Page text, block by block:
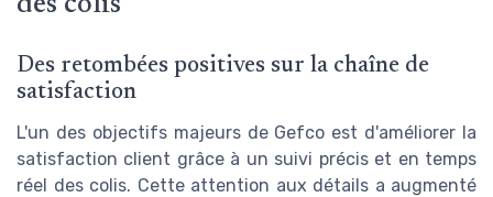
Des retombées positives sur la chaîne de
satisfaction
L'un des objectifs majeurs de Gefco est d'améliorer la
satisfaction client grâce à un suivi précis et en temps
réel des colis. Cette attention aux détails a augmenté